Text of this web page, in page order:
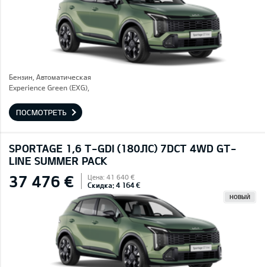
Бензин, Автоматическая
Experience Green (EXG),
ПОСМОТРЕТЬ
SPORTAGE 1,6 T-GDI (180ЛС) 7DCT 4WD GT-
LINE SUMMER PACK
37 476 € Цена: 41 640 €
Скидка: 4 164 €
НОВЫЙ